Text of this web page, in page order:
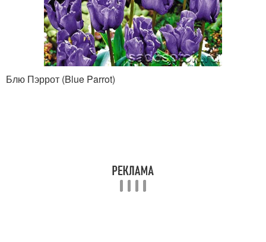
Блю Пэррот (Blue Parrot)